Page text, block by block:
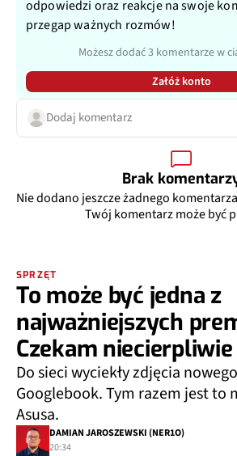
odpowiedzi oraz reakcje na swoje
przegap ważnych rozmów!
Możesz dodać 3 komentarze w
Załóż konto
Dodaj komentarz
Brak
Nie dodano jeszcze żadnego
Twój komentarz może być
SPRZĘT
To może być jedna z
najważniejszych
Czekam niecierpliwie
Do sieci wyciekły zdjęcia
Googlebook. Tym razem jest to
Asusa.
DAMIAN JAROSZEWSKI (NER1O)
20:34